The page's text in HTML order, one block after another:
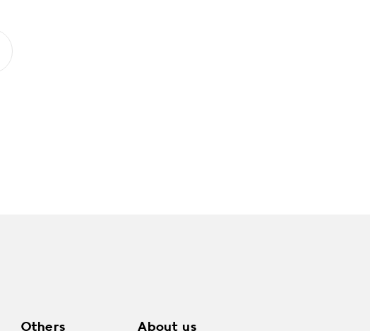
Others About us